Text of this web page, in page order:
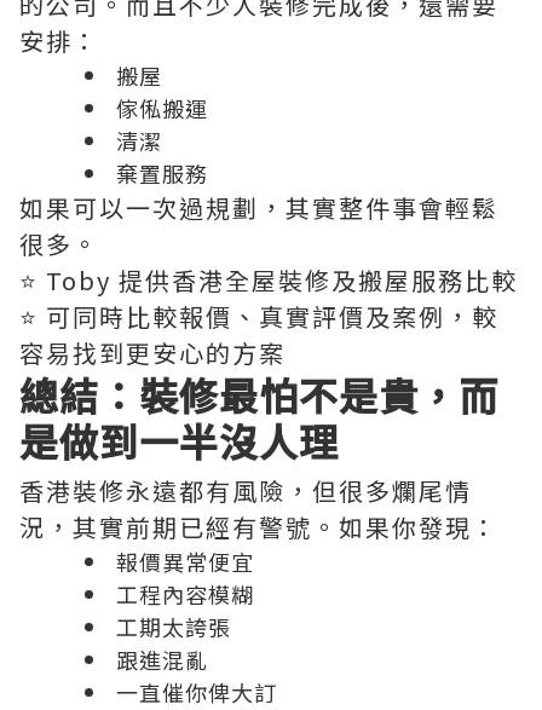
安排：
搬屋
傢俬搬運
清潔
棄置服務
如果可以一次過規劃，其實整件事會輕鬆
很多。
⭐️ Toby 提供香港全屋裝修及搬屋服務比較
⭐️ 可同時比較報價、真實評價及案例，較
容易找到更安心的方案
總結：裝修最怕不是貴，而
是做到一半沒人理
香港裝修永遠都有風險，但很多爛尾情
況，其實前期已經有警號。如果你發現：
報價異常便宜
工程內容模糊
工期太誇張
跟進混亂
一直催你俾大訂